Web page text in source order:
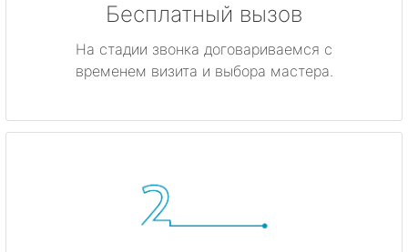
Бесплатный вызов
На стадии звонка договариваемся с
временем визита и выбора мастера.